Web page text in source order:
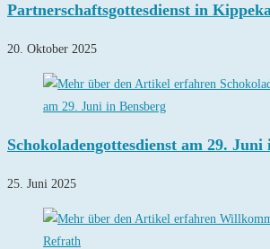
Partnerschaftsgottesdienst in
20. Oktober 2025
Schokoladengottesdienst am 29. Juni
25. Juni 2025